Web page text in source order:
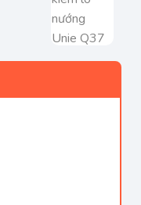
UNIE Q37 số lượng